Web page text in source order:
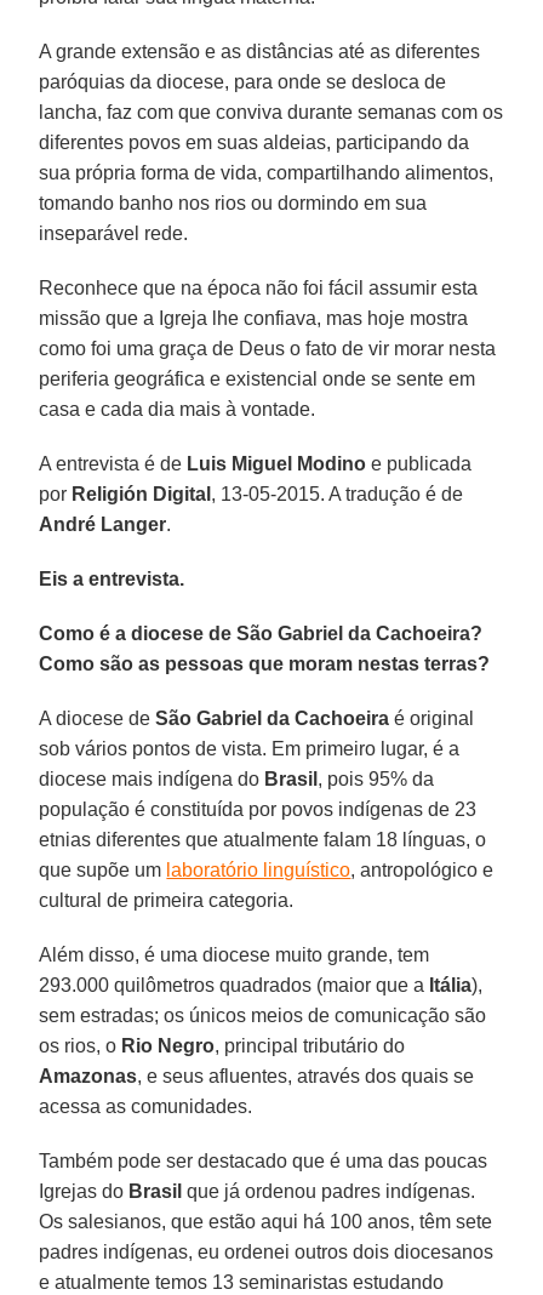
A grande extensão e as distâncias até as diferentes
paróquias da diocese, para onde se desloca de
lancha, faz com que conviva durante semanas com os
diferentes povos em suas aldeias, participando da
sua própria forma de vida, compartilhando alimentos,
tomando banho nos rios ou dormindo em sua
inseparável rede.
Reconhece que na época não foi fácil assumir esta
missão que a Igreja lhe confiava, mas hoje mostra
como foi uma graça de Deus o fato de vir morar nesta
periferia geográfica e existencial onde se sente em
casa e cada dia mais à vontade.
A entrevista é de Luis Miguel Modino e publicada
por Religión Digital , 13-05-2015. A tradução é de
André Langer.
Eis a entrevista.
Como é a diocese de São Gabriel da Cachoeira?
Como são as pessoas que moram nestas terras?
A diocese deSão Gabriel da Cachoeira é original
sob vários pontos de vista. Em primeiro lugar, é a
diocese mais indígena do Brasil , pois 95% da
população é constituída por povos indígenas de 23
etnias diferentes que atualmente falam 18 línguas, o
que supõe um laboratório linguístico, antropológico e
cultural de primeira categoria.
Além disso, é uma diocese muito grande, tem
293.000 quilômetros quadrados (maior que a Itália),
sem estradas; os únicos meios de comunicação são
os rios, o Rio Negro, principal tributário do
Amazonas, e seus afluentes, através dos quais se
acessa as comunidades.
Também pode ser destacado que é uma das poucas
Igrejas do Brasil que já ordenou padres indígenas.
Os salesianos, que estão aqui há 100 anos, têm sete
padres indígenas, eu ordenei outros dois diocesanos
e atualmente temos 13 seminaristas estudando